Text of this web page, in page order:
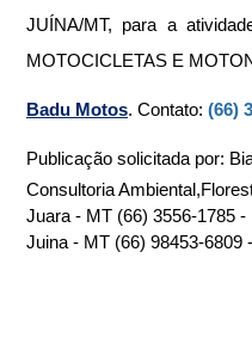
JUÍNA/MT, para a
MOTOCICLETAS E
Badu Motos. Contato: (66)
Publicação solicitada por:
Consultoria
Juara - MT (66) 3556-1785
Juina - MT (66) 98453-6809